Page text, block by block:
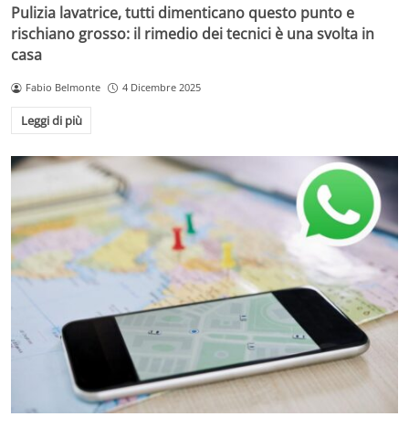
Pulizia lavatrice, tutti dimenticano questo punto e
rischiano grosso: il rimedio dei tecnici è una svolta in
casa
Fabio Belmonte 4 Dicembre 2025
Leggi di più